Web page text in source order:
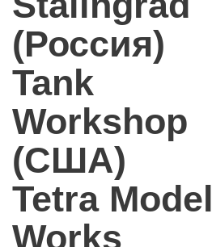
(Россия)
Tank
Workshop
(США)
Tetra Model
Works